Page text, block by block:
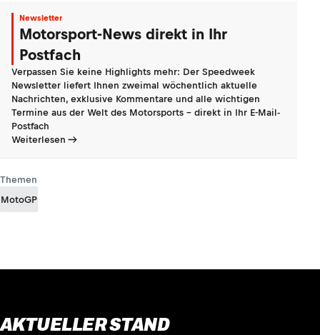
Newsletter
Motorsport-News direkt in Ihr
Postfach
Verpassen Sie keine Highlights mehr: Der Speedweek
Newsletter liefert Ihnen zweimal wöchentlich aktuelle
Nachrichten, exklusive Kommentare und alle wichtigen
Termine aus der Welt des Motorsports - direkt in Ihr E-Mail-
Postfach
Weiterlesen
Themen
MotoGP
AKTUELLER STAND